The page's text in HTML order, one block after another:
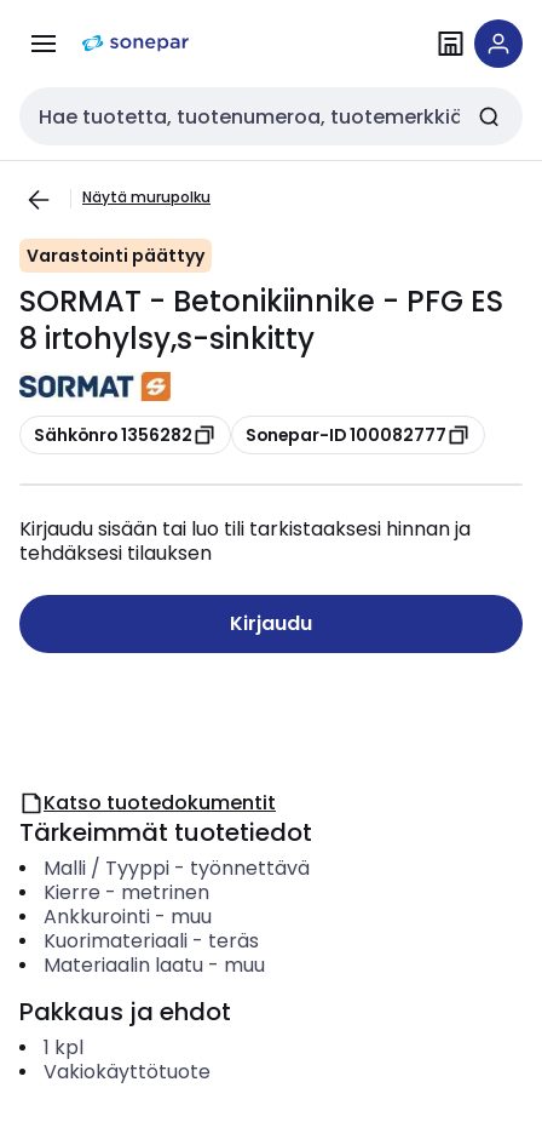
navigointiinsisältöön
Haku
Näytä murupolku
Varastointi päättyy
SORMAT - Betonikiinnike - PFG ES
8 irtohylsy,s-sinkitty
Kopioi
Sähkönro 1356282 Kopioi
Sonepar-ID 100082777
Kirjaudu sisään tai luo tili tarkistaaksesi hinnan ja
tehdäksesi tilauksen
Kirjaudu
Katso tuotedokumentit
Tärkeimmät tuotetiedot
Malli / Tyyppi- työnnettävä
Kierre - metrinen
Ankkurointi- muu
Kuorimateriaali- teräs
Materiaalin laatu- muu
Pakkaus ja ehdot
1 kpl
Vakiokäyttötuote